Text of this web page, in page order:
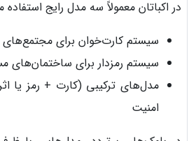
در اکباتان معمولاً سه مدل رایج
سیستم کارت‌خوان برای مجتمع‌های با
سیستم رمزدار برای ساختمان‌های
مدل‌های ترکیبی (کارت + رمز یا
امنیت